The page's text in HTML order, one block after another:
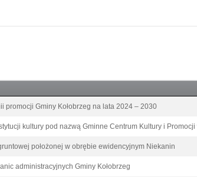
promocji Gminy Kołobrzeg na lata 2024 – 2030
kultury pod nazwą Gminne Centrum Kultury i
położonej w obrębie ewidencyjnym Niekanin
administracyjnych Gminy Kołobrzeg